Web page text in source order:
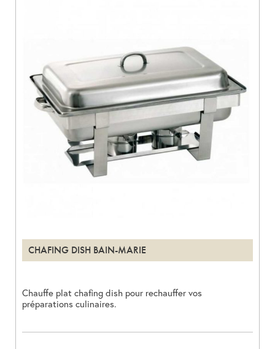
CHAFING DISH BAIN-MARIE
Chauffe plat chafing dish pour rechauffer vos
préparations culinaires.